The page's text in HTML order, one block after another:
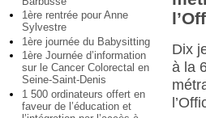
1ère rentrée pour Anne
Sylvestre
1ère journée du Babysitting
1ère Journée d’information
sur le Cancer Colorectal en
Seine-Saint-Denis
1 500 ordinateurs offert en
faveur de l’éducation et
Dix
à la